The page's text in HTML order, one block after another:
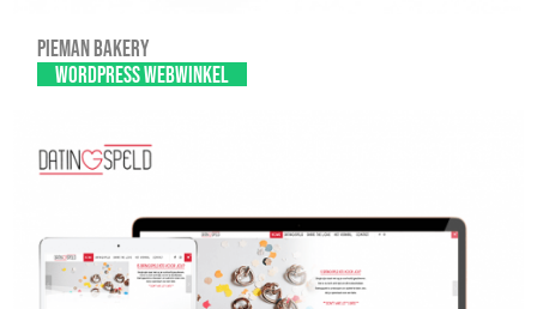
Pieman Bakery
WordPress webwinkel